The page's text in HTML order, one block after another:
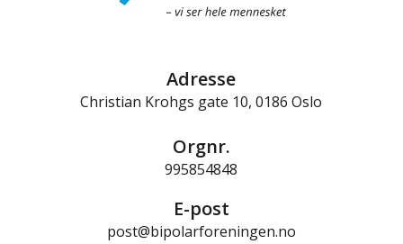
Adresse
Christian Krohgs gate 10, 0186 Oslo
Orgnr.
995854848
E-post
post@bipolarforeningen.no